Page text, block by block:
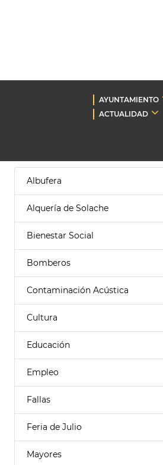
AYUNTAMIENTO
ACTUALIDAD
Albufera
Alquería de Solache
Bienestar Social
Bomberos
Contaminación Acústica
Cultura
Educación
Empleo
Fallas
Feria de Julio
Mayores